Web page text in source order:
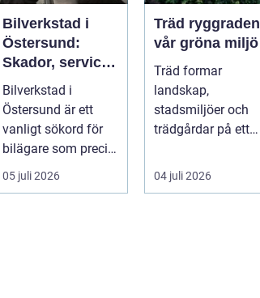
Bilverkstad i
Östersund:
Skador, service
och smarta val
för din bil
Bilverkstad i
Östersund är ett
vanligt sökord för
bilägare som precis
f&ari...
05 juli 2026
Träd ryggraden i
vår gröna miljö
Träd formar
landskap,
stadsmiljöer och
trädgårdar på ett
växter klarar. De ger
sku...
04 juli 2026